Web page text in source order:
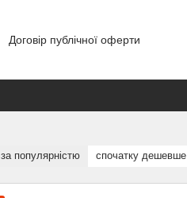
Договір публічної оферти
за популярністю спочатку дешевше